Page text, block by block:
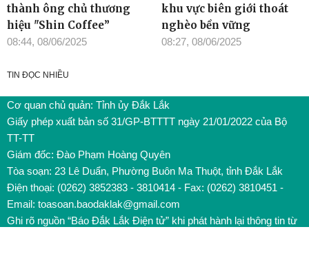
thành ông chủ thương
hiệu "Shin Coffee”
08:44, 08/06/2025
khu vực biên giới thoát
nghèo bền vững
08:27, 08/06/2025
TIN ĐỌC NHIỀU
Cơ quan chủ quản: Tỉnh ủy Đắk Lắk
Giấy phép xuất bản số 31/GP-BTTTT ngày 21/01/2022 của Bộ
TT-TT
Giám đốc: Đào Phạm Hoàng Quyên
Tòa soạn: 23 Lê Duẩn, Phường Buôn Ma Thuột, tỉnh Đắk Lắk
Điện thoại: (0262) 3852383 - 3810414 - Fax: (0262) 3810451 -
Email: toasoan.baodaklak@gmail.com
Ghi rõ nguồn “Báo Đắk Lắk Điện tử” khi phát hành lại thông tin từ